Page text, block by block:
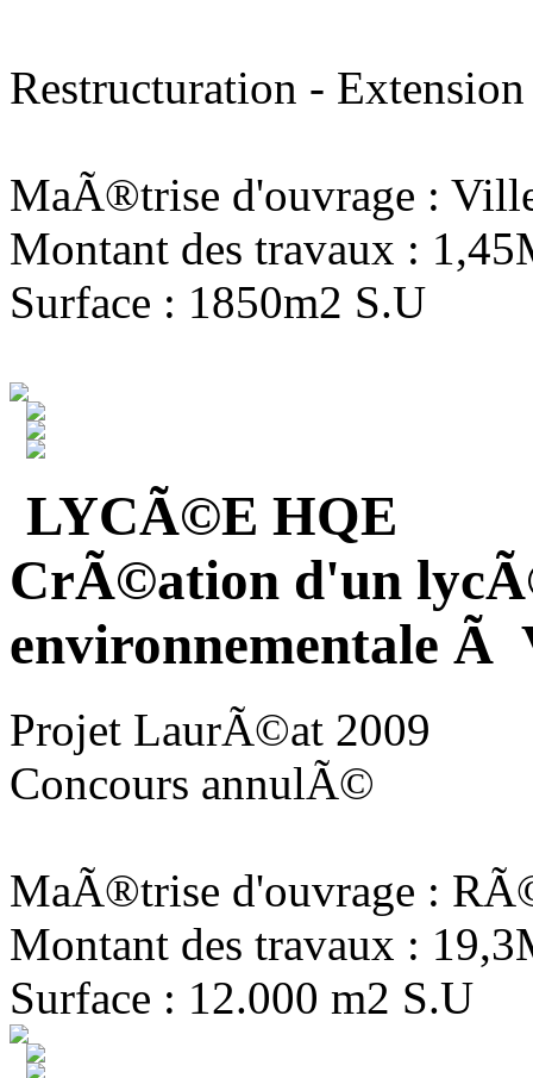
Restructuration - Extension
MaÃ®trise d'ouvrage :
Montant des travaux :
Surface : 1850m2 S.U
LYCÃ©E HQE
CrÃ©ation d'un
environnementale Ã
Projet LaurÃ©at 2009
Concours annulÃ©
MaÃ®trise d'ouvrage :
Montant des travaux :
Surface : 12.000 m2 S.U